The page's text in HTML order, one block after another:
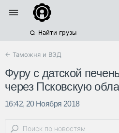
Найти грузы
← Таможня и ВЭД
Фуру с датской
через Псковскую
16:42, 20 Ноября 2018